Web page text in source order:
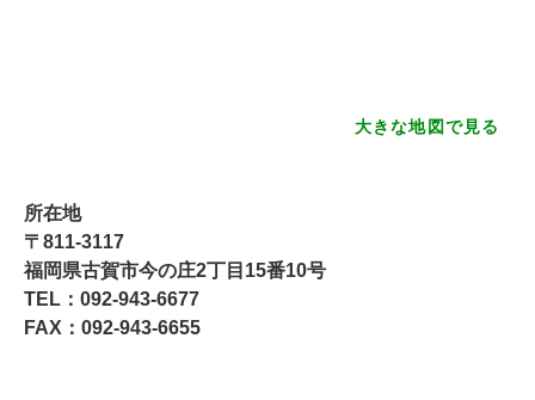
大きな地図で見る
所在地
〒811-3117
福岡県古賀市今の庄2丁目15番10号
TEL：092-943-6677
FAX：092-943-6655